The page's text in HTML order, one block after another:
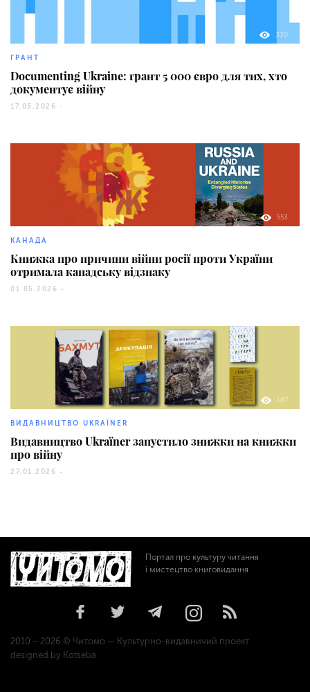
330
ГРАНТ
Documenting Ukraine: грант 5 000 євро для тих, хто
документує війну
17.05.2026 -
553
КАНАДА
Книжка про причини війни росії проти України
отримала канадську відзнаку
01.05.2026 -
187
ВИДАВНИЦТВО UKRAЇNER
Видавництво Ukraїner запустило знижки на книжки
про війну
27.01.2026 -
Портал про культуру читання
і мистецтво книговидання
2010 – 2026 © Читомо — Культурно-видавничий проект
designed by Kotseba